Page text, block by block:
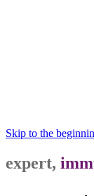
Skip to the
expert,